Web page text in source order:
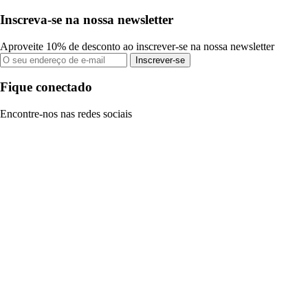
Inscreva-se na nossa newsletter
Aproveite 10% de desconto ao inscrever-se na nossa newsletter
Inscrever-se
Fique conectado
Encontre-nos nas redes sociais